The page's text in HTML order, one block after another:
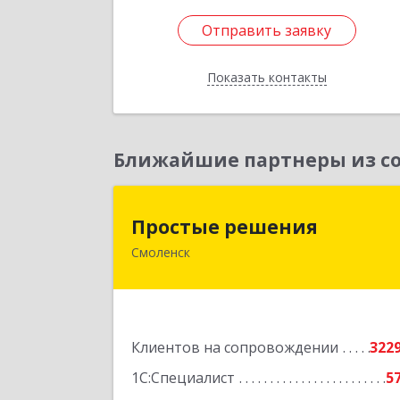
Отправить заявку
Показать контакты
Отправить заявку
Назад
Ближайшие партнеры из
Простые решения
Смоленск
Клиентов на сопровождении
1С:Специалист
214015, Смоленская обл, Смоленск г,